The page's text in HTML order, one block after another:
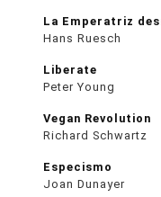
La Emperatriz
Hans Ruesch
Liberate
Peter Young
Vegan Revolution
Richard Schwartz
Especismo
Joan Dunayer